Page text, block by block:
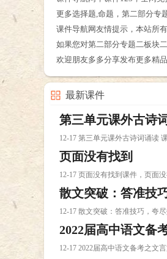
更多选择题,命题，第二部分专
课件导航网友情提示，本站所
如果您对第二部分专题二板块
欢迎朋友多多分享发布更多精品
最新课件
第三单元课外古诗
12-17 第三单元课外古诗词诵读
文九课件下载
页面没有找到
12-17 页面没有找到课件，页面
散文突破：答准技
12-17 散文突破：答准技巧，夸
50张ppt）2021中考课件下载
2022届高中语文备
12-17 2022届高中语文备考之文